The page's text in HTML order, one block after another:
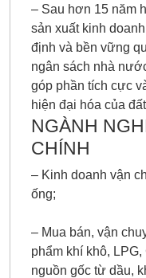
– Sau hơn 15 năm
sản xuất kinh
định và bền vững
ngân sách nhà
góp phần tích cực
hiện đại hóa của
NGÀNH
CHÍNH
– Kinh doanh vận
ống;
– Mua bán, vận
phẩm khí khô,
nguồn gốc từ dầu,